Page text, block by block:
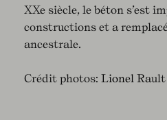
XXe siècle, le béton s’est
constructions et a
ancestrale.
Crédit photos: Lionel Rault